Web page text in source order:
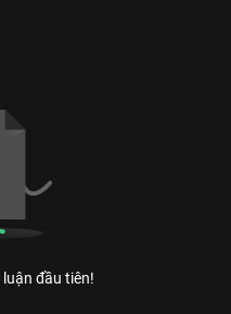
đầu tiên!